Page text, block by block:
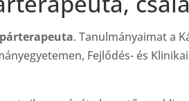
. Tanulmányaimat a
Fejlődés- és